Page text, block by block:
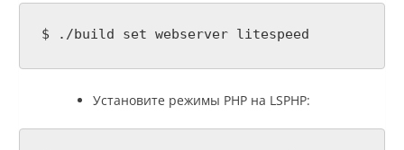
$ ./build set webserver litespeed
Установите режимы PHP на LSPHP: